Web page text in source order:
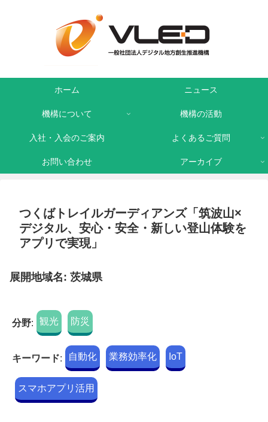
ホーム ニュース
機構について 機構の活動
入社・入会のご案内 よくあるご質問
お問い合わせ アーカイブ
つくばトレイルガーディアンズ「筑波山×
デジタル、安心・安全・新しい登山体験を
アプリで実現」
展開地域名: 茨城県
分野: 観光 防災
キーワード: 自動化 業務効率化 IoT
スマホアプリ活用